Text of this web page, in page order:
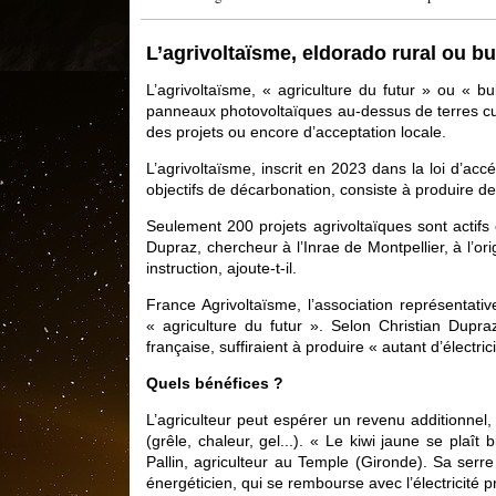
L’agrivoltaïsme, eldorado rural ou
L’agrivoltaïsme, « agriculture du futur » ou «
panneaux photovoltaïques au-dessus de terres
des projets ou encore d’acceptation locale.
L’agrivoltaïsme, inscrit en 2023 dans la loi
objectifs de décarbonation, consiste à produire
Seulement 200 projets agrivoltaïques sont
Dupraz, chercheur à l’Inrae de Montpellier, à
instruction, ajoute-t-il.
France Agrivoltaïsme, l’association
« agriculture du futur ». Selon Christian
française, suffiraient à produire « autant
Quels bénéfices ?
L’agriculteur peut espérer un revenu
(grêle, chaleur, gel...). « Le kiwi jaune se plaît
Pallin, agriculteur au Temple (Gironde). Sa
énergéticien, qui se rembourse avec l’électricité